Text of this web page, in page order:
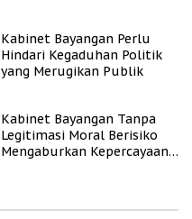
Kabinet Bayangan Perlu
Hindari Kegaduhan Politik
yang Merugikan Publik
Kabinet Bayangan Tanpa
Legitimasi Moral Berisiko
Mengaburkan Kepercayaan